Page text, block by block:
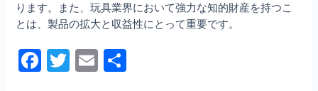
ります。また、玩具業界において強力な知的財産を持つこ
とは、製品の拡大と収益性にとって重要です。
F
T
E